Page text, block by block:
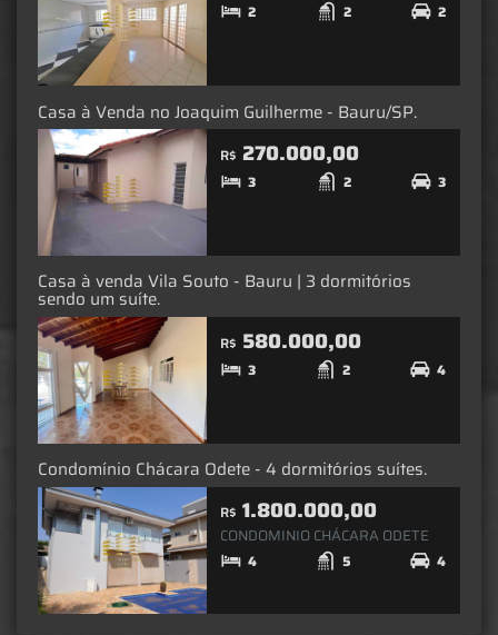
2 2 2
Casa à Venda no Joaquim Guilherme - Bauru/SP.
R$ 270.000,00
3 2 3
Casa à venda Vila Souto - Bauru | 3 dormitórios
sendo um suíte.
R$ 580.000,00
3 2 4
Condomínio Chácara Odete - 4 dormitórios suítes.
R$ 1.800.000,00
CONDOMINIO CHÁCARA ODETE
4 5 4